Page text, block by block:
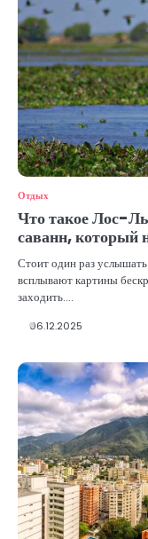
Отдых
Что такое Лос-
саванн, который
Стоит один раз
всплывают картины
заходить.…
06.12.2025